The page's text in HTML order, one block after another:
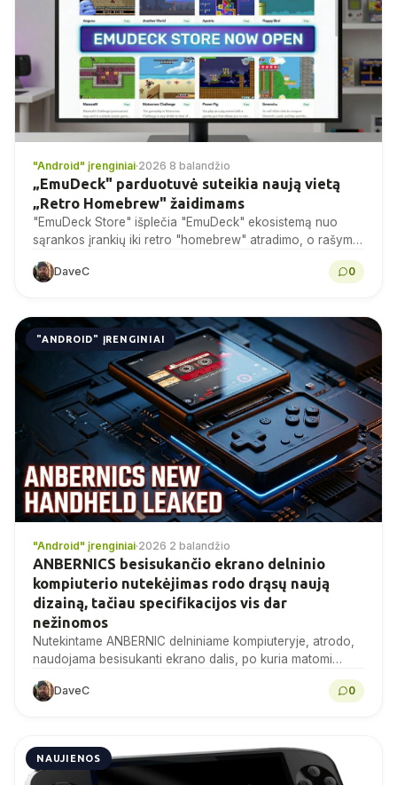
"Android" įrenginiai·2026 8 balandžio
„EmuDeck" parduotuvė suteikia naują vietą
„Retro Homebrew" žaidimams
"EmuDeck Store" išplečia "EmuDeck" ekosistemą nuo
sąrankos įrankių iki retro "homebrew" atradimo, o rašymo
metu buvo įtraukti 95 žaidimai ar demonstracinės versijos
klasikinių konsolių...
DaveC 0
"ANDROID" ĮRENGINIAI
"Android" įrenginiai·2026 2 balandžio
ANBERNICS besisukančio ekrano delninio
kompiuterio nutekėjimas rodo drąsų naują
dizainą, tačiau specifikacijos vis dar
nežinomos
Nutekintame ANBERNIC delniniame kompiuteryje, atrodo,
naudojama besisukanti ekrano dalis, po kuria matomi
gaminio, nei jo specifikacijų. Čia drausmingai...
DaveC 0
NAUJIENOS